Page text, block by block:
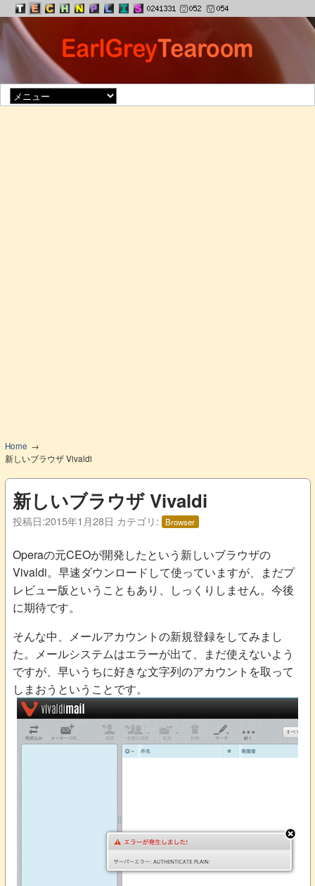
Home
新しいブラウザ Vivaldi
新しいブラウザ Vivaldi
投稿日:2015年1月28日 カテゴリ: Browser
Operaの元CEOが開発したという新しいブラウザの
Vivaldi。早速ダウンロードして使っていますが、まだプ
レビュー版ということもあり、しっくりしません。今後
に期待です。
そんな中、メールアカウントの新規登録をしてみまし
た。メールシステムはエラーが出て、まだ使えないよう
ですが、早いうちに好きな文字列のアカウントを取って
しまおうということです。